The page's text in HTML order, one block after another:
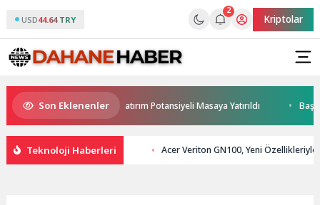
USD44.64 TRY
2
Kriptolar
Son Eklenenler
Haymana’nın Geleceği ve Yatırım Potansiyeli Masaya Yatırıldı Başkan
Teknoloji Haberleri Acer Veriton GN100, Yeni Özellikleriyle